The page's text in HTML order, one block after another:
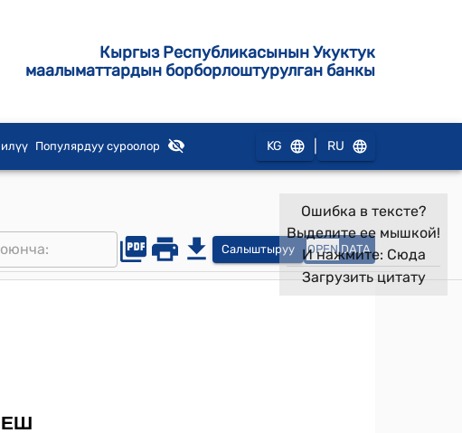
Кыргыз Республикасынын Укуктук
маалыматтардын борборлоштурулган банкы
Популярдуу суроолор KG RU
Салыштыруу OPEN DATA
Ошибка в тексте?
Выделите ее мышкой!
И нажмите: Сюда
Загрузить цитату